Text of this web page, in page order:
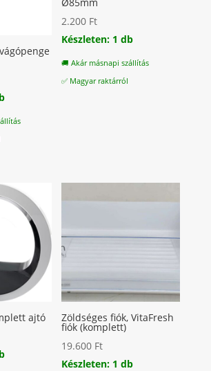
2.200 Ft
Készleten: 1 db
🚚 Akár másnapi szállítás
✅ Magyar raktárról
ajtó
Zöldséges fiók, VitaFresh
fiók (komplett)
19.600 Ft
Készleten: 1 db